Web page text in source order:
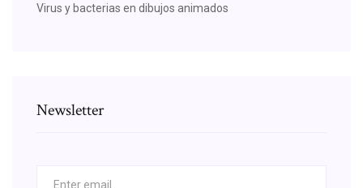
Virus y bacterias en dibujos animados
Newsletter